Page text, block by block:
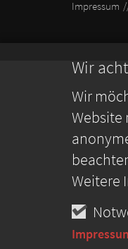
Wir
Wir
Website
Weitere
Impressum